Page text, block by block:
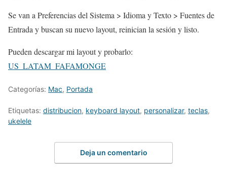
Se van a Preferencias del Sistema > Idioma y Texto > Fuentes de
Entrada y buscan su nuevo layout, reinician la sesión y listo.
Pueden descargar mi layout y probarlo:
US_LATAM_FAFAMONGE
Categorías: Mac, Portada
Etiquetas: distribucion, keyboard layout, personalizar, teclas,
ukelele
Deja un comentario